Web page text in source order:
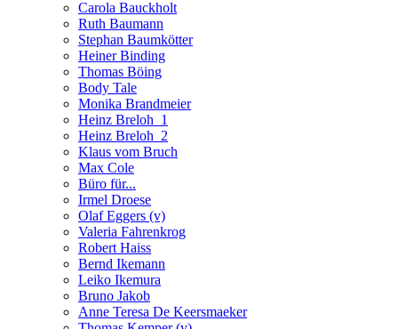
Carola Bauckholt
Ruth Baumann
Stephan Baumkötter
Heiner Binding
Thomas Böing
Body Tale
Monika Brandmeier
Heinz Breloh_1
Heinz Breloh_2
Klaus vom Bruch
Max Cole
Büro für...
Irmel Droese
Olaf Eggers (v)
Valeria Fahrenkrog
Robert Haiss
Bernd Ikemann
Leiko Ikemura
Bruno Jakob
Anne Teresa De Keersmaeker